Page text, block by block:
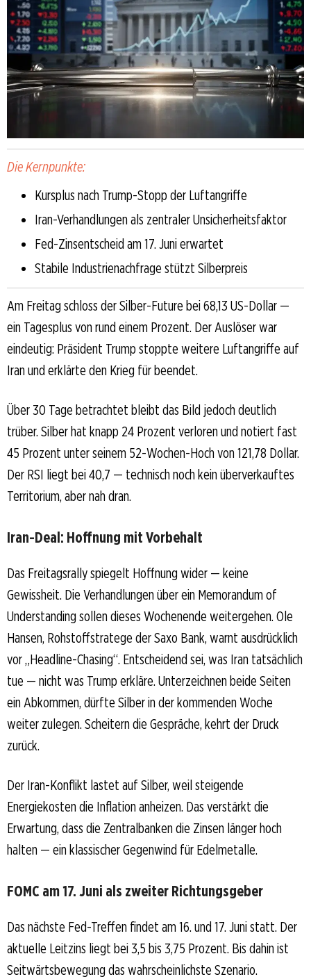
Die Kernpunkte:
Kursplus nach Trump-Stopp der Luftangriffe
Iran-Verhandlungen als zentraler Unsicherheitsfaktor
Fed-Zinsentscheid am 17. Juni erwartet
Stabile Industrienachfrage stützt Silberpreis
Am Freitag schloss der Silber-Future bei 68,13 US-Dollar —
ein Tagesplus von rund einem Prozent. Der Auslöser war
eindeutig: Präsident Trump stoppte weitere Luftangriffe auf
Iran und erklärte den Krieg für beendet.
Über 30 Tage betrachtet bleibt das Bild jedoch deutlich
trüber. Silber hat knapp 24 Prozent verloren und notiert fast
45 Prozent unter seinem 52-Wochen-Hoch von 121,78 Dollar.
Der RSI liegt bei 40,7 — technisch noch kein überverkauftes
Territorium, aber nah dran.
Iran-Deal: Hoffnung mit Vorbehalt
Das Freitagsrally spiegelt Hoffnung wider — keine
Gewissheit. Die Verhandlungen über ein Memorandum of
Understanding sollen dieses Wochenende weitergehen. Ole
Hansen, Rohstoffstratege der Saxo Bank, warnt ausdrücklich
vor „Headline-Chasing“. Entscheidend sei, was Iran tatsächlich
tue — nicht was Trump erkläre. Unterzeichnen beide Seiten
ein Abkommen, dürfte Silber in der kommenden Woche
weiter zulegen. Scheitern die Gespräche, kehrt der Druck
zurück.
Der Iran-Konflikt lastet auf Silber, weil steigende
Energiekosten die Inflation anheizen. Das verstärkt die
Erwartung, dass die Zentralbanken die Zinsen länger hoch
halten — ein klassischer Gegenwind für Edelmetalle.
FOMC am 17. Juni als zweiter Richtungsgeber
Das nächste Fed-Treffen findet am 16. und 17. Juni statt. Der
aktuelle Leitzins liegt bei 3,5 bis 3,75 Prozent. Bis dahin ist
Seitwärtsbewegung das wahrscheinlichste Szenario.